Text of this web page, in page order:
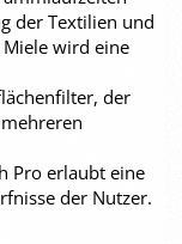
der Textilien und
wird eine
der
Pro erlaubt eine
der Nutzer.